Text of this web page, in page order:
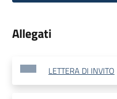
Allegati
LETTERA DI INVITO